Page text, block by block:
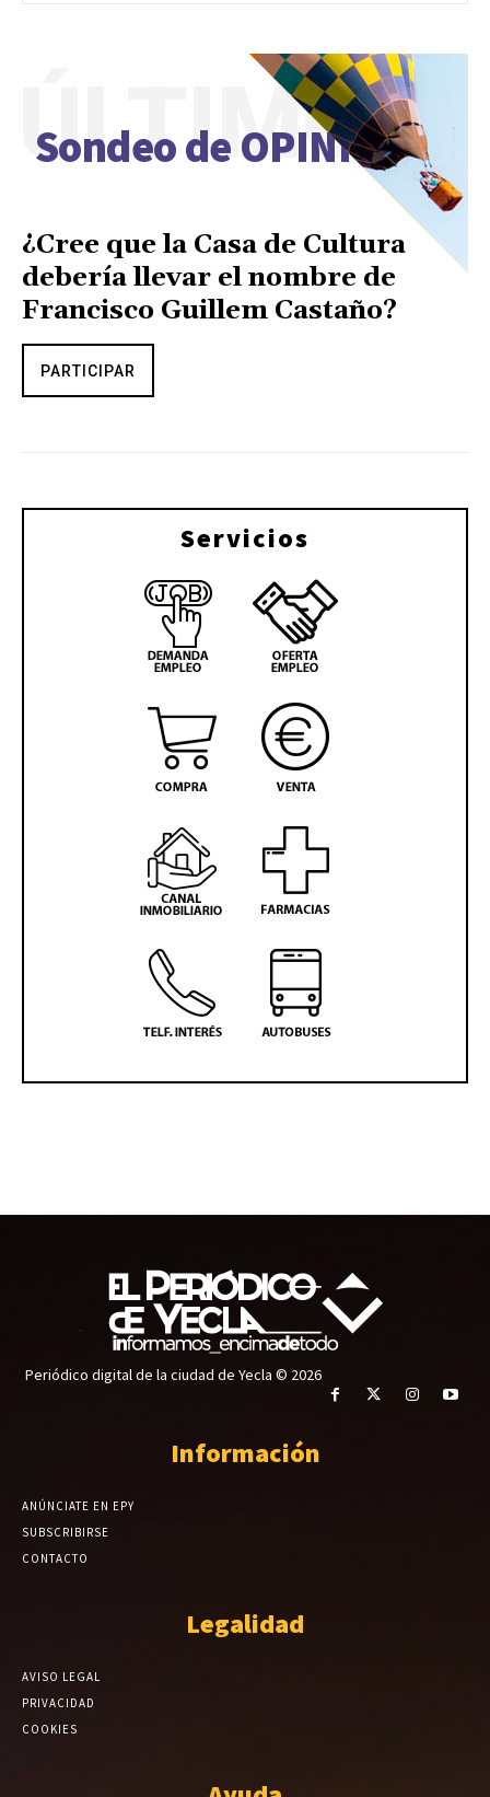
Sondeo de OPINIÓN
ÚLTIMO
¿Cree que la Casa de Cultura
debería llevar el nombre de
Francisco Guillem Castaño?
PARTICIPAR
Servicios
Periódico digital de la ciudad de Yecla © 2026
Información
ANÚNCIATE EN EPY
SUBSCRIBIRSE
CONTACTO
Legalidad
AVISO LEGAL
PRIVACIDAD
COOKIES